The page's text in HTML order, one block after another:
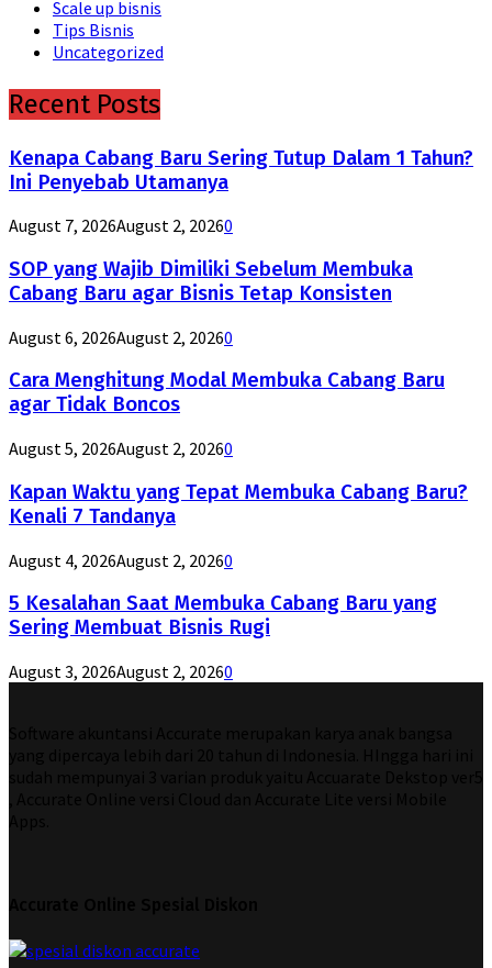
Scale up bisnis
Tips Bisnis
Uncategorized
Recent Posts
Kenapa Cabang Baru Sering Tutup Dalam 1 Tahun?
Ini Penyebab Utamanya
August 7, 2026August 2, 20260
SOP yang Wajib Dimiliki Sebelum Membuka
Cabang Baru agar Bisnis Tetap Konsisten
August 6, 2026August 2, 20260
Cara Menghitung Modal Membuka Cabang Baru
agar Tidak Boncos
August 5, 2026August 2, 20260
Kapan Waktu yang Tepat Membuka Cabang Baru?
Kenali 7 Tandanya
August 4, 2026August 2, 20260
5 Kesalahan Saat Membuka Cabang Baru yang
Sering Membuat Bisnis Rugi
August 3, 2026August 2, 20260